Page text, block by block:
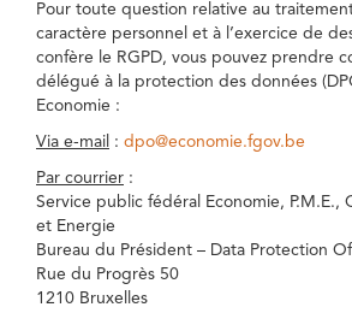
Pour toute question relative au
caractère personnel et à l’exercice de
confère le RGPD, vous pouvez prendre
délégué à la protection des données
Economie :
Via e-mail : dpo@economie.fgov.be
Par courrier :
Service public fédéral Economie, P.M.E.,
et Energie
Bureau du Président – Data Protection
Rue du Progrès 50
1210 Bruxelles